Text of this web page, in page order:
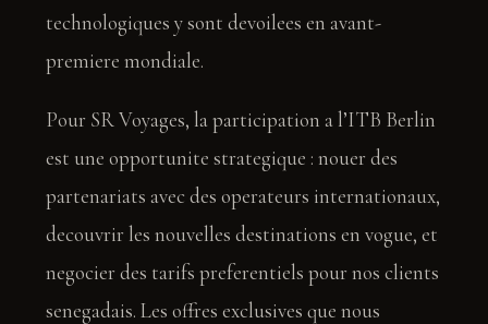
technologiques y sont devoilees en avant-
premiere mondiale.
Pour SR Voyages, la participation a l’ITB Berlin
est une opportunite strategique : nouer des
partenariats avec des operateurs internationaux,
decouvrir les nouvelles destinations en vogue, et
negocier des tarifs preferentiels pour nos clients
senegadais. Les offres exclusives que nous